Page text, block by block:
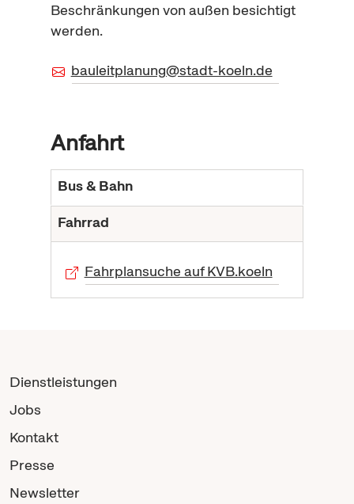
Beschränkungen von außen besichtigt
werden.
bauleitplanung@stadt-koeln.de
Anfahrt
Bus & Bahn
Fahrrad
Fahrplansuche auf KVB.koeln
Dienstleistungen
Jobs
Kontakt
Presse
Newsletter